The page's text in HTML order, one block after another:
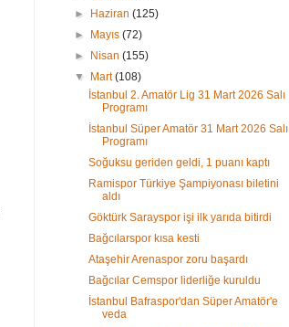
►
Haziran(125)
►
Mayıs(72)
►
Nisan(155)
▼
Mart(108)
İstanbul 2. Amatör Lig 31 Mart 2026 Salı
Programı
İstanbul Süper Amatör 31 Mart 2026 Salı
Programı
Soğuksu geriden geldi, 1 puanı kaptı
Ramispor Türkiye Şampiyonası biletini
aldı
Göktürk Sarayspor işi ilk yarıda bitirdi
Bağcılarspor kısa kesti
Ataşehir Arenaspor zoru başardı
Bağcılar Cemspor liderliğe kuruldu
İstanbul Bafraspor'dan Süper Amatör'e
veda